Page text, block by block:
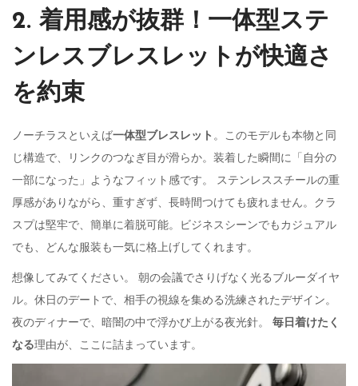
2. 着用感が抜群！一体型ステ
ンレスブレスレットが快適さ
を約束
ノーチラスといえば一体型ブレスレット 。このモデルも本物と同
じ構造で、リンクのつなぎ目が滑らか。装着した瞬間に「自分の
一部になった」ようなフィット感です。 ステンレススチールの重
厚感がありながら、重すぎず、長時間つけても疲れません。クラ
スプは堅牢で、簡単に着脱可能。ビジネスシーンでもカジュアル
でも、どんな服装も一気に格上げしてくれます。
想像してみてください。 朝の会議でさりげなく光るブルーダイヤ
ル。休日のデートで、相手の視線を集める洗練されたデザイン。
夜のディナーで、暗闇の中で浮かび上がる夜光針。 毎日着けたく
なる理由が、ここに詰まっています。